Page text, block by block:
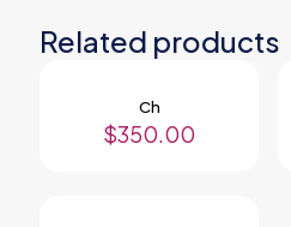
Related products
Ch
$350.00